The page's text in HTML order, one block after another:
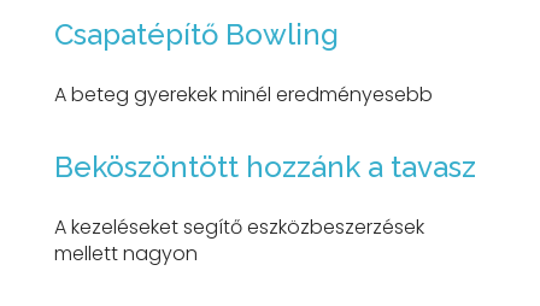
Csapatépítő Bowling
A beteg gyerekek minél eredményesebb
Beköszöntött hozzánk a tavasz
A kezeléseket segítő eszközbeszerzések
mellett nagyon